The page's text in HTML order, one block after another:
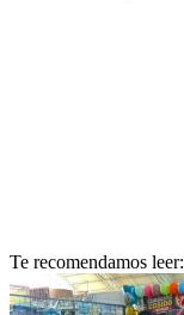
Te recomendamos leer: